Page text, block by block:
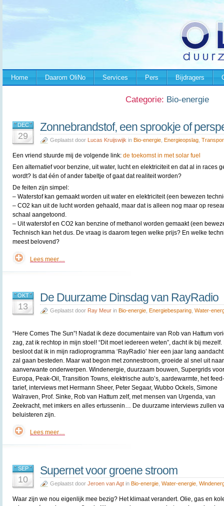
Home Daarom OliNo Services Pers Bijdragers
Categorie: Bio-energie
DEC
29
Zonnebrandstof, een sprookje of
Geplaatst door Lucas Kruijswijk in Bio-energie Energieopslag
Een vriend stuurde mij de volgende link: de toekomst in met solar fuel
Een alternatief voor benzine, uit water, lucht en elektriciteit en dat al in races
wordt? Is dat één of ander fabeltje of gaat dat realiteit worden?
De feiten zijn simpel:
– Waterstof kan gemaakt worden uit water en elektriciteit (een bewezen
– CO2 kan uit de lucht worden gehaald, maar dat is alleen nog maar op
schaal aangetoond.
– Uit waterstof en CO2 kan benzine of methanol worden gemaakt (een
Technisch kan het dus. De vraag is daarom tegen welke prijs? En welke
meest belovend?
Lees meer…
OKT
13
De Duurzame Dinsdag van RayRadio
Geplaatst door Ray Meur in Bio-energie Energiebesparing Water-
“Here Comes The Sun”! Nadat ik deze documentaire van Rob van Hattum
zag, zat ik rechtop in mijn stoel! “Dit moet iedereen weten”, dacht ik bij mezelf.
besloot dat ik in mijn radioprogramma ‘RayRadio’ hier een jaar lang
zal gaan besteden. Maar wat begon met zonnestroom, groeide al snel uit naar
aanverwante onderwerpen. Windenergie, duurzaam bouwen, Supergrids voor
Europa, Peak-Oil, Transition Towns, elektrische auto’s, aardewarmte, het
tarief, interviews met Hermann Sheer, Peter Segaar, Wubbo Ockels, Simone
Walraven, Prof. Sinke, Rob van Hattum zelf, met mensen van Urgenda, van
Zeekracht, met imkers en alles ertussenin… De duurzame interviews zullen
beluisteren zijn.
Lees meer…
SEP
10
Supernet voor groene stroom
Geplaatst door Jeroen van Agt in Bio-energie Water-energie
Waar zijn we nou eigenlijk mee bezig? Het klimaat verandert. Olie, gas en